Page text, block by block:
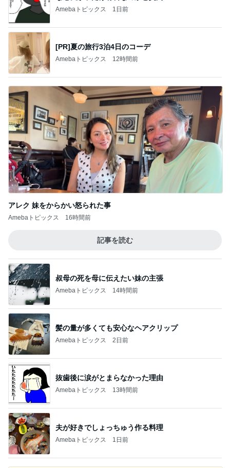
Amebaトピックス 1日前
[PR]夏の旅行3泊4日のコーデ
Amebaトピックス 12時間前
アレク 妹をからかい怒られた事
Amebaトピックス 16時間前
記事を読む
叔母の死を母に伝えたい妹の主張
Amebaトピックス 14時間前
髪の量が多くても安心なヘアクリップ
Amebaトピックス 2日前
抜歯後に涙がとまらなかった理由
Amebaトピックス 13時間前
夫が好きでしょっちゅう作る料理
Amebaトピックス 1日前